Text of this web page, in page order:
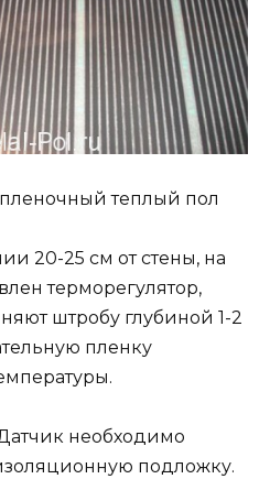
теплый пол
20-25 см от стены, на
терморегулятор,
штробу глубиной 1-2
пленку
необходимо
подложку.